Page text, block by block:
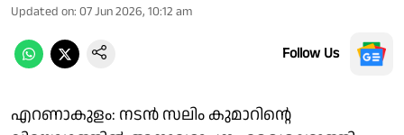
Updated on: 07 Jun 2026, 10:12 am
Follow Us
എറണാകുളം: നടൻ സലിം കുമാറിന്റെ